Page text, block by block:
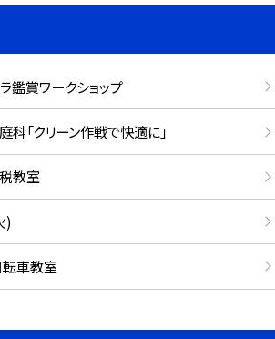
鑑賞ワークショップ
科「クリーン作戦で快適に」
教室
)
車教室